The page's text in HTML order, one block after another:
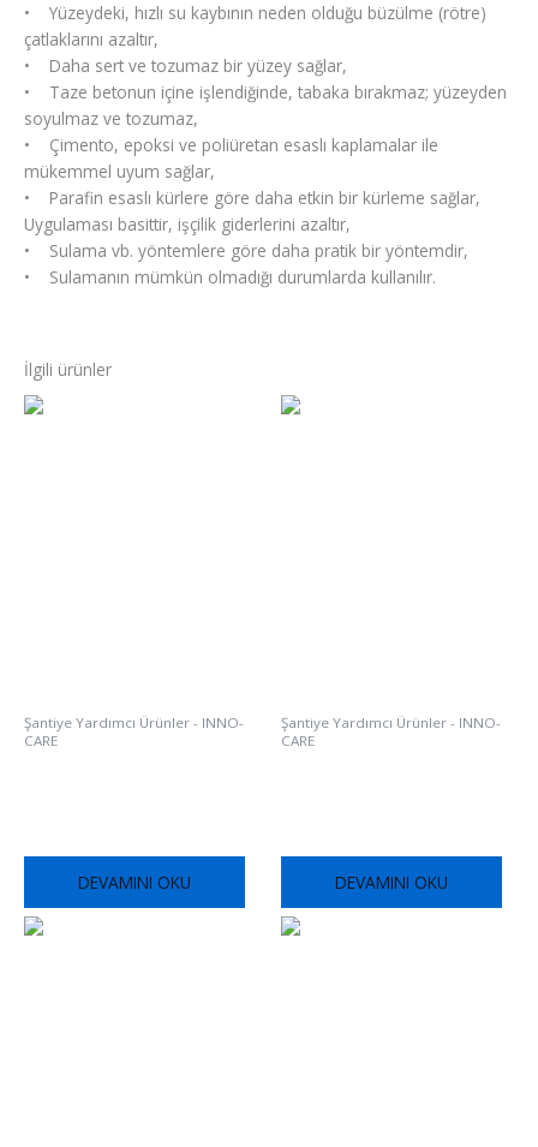
• Yüzeydeki, hızlı su kaybının neden olduğu büzülme (rötre)
çatlaklarını azaltır,
• Daha sert ve tozumaz bir yüzey sağlar,
• Taze betonun içine işlendiğinde, tabaka bırakmaz; yüzeyden
soyulmaz ve tozumaz,
• Çimento, epoksi ve poliüretan esaslı kaplamalar ile
mükemmel uyum sağlar,
• Parafin esaslı kürlere göre daha etkin bir kürleme sağlar,
Uygulaması basittir, işçilik giderlerini azaltır,
• Sulama vb. yöntemlere göre daha pratik bir yöntemdir,
• Sulamanın mümkün olmadığı durumlarda kullanılır.
İlgili ürünler
Şantiye Yardımcı Ürünler - INNO-
CARE
DEVAMINI OKU
Şantiye Yardımcı Ürünler - INNO-
CARE
DEVAMINI OKU